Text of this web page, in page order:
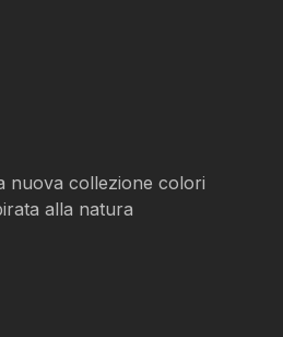
nuova collezione colori
alla natura